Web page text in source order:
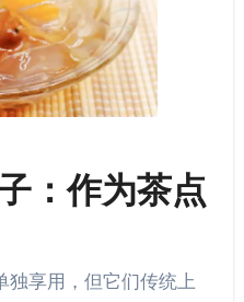
：作为茶点
独享用，但它们传统上